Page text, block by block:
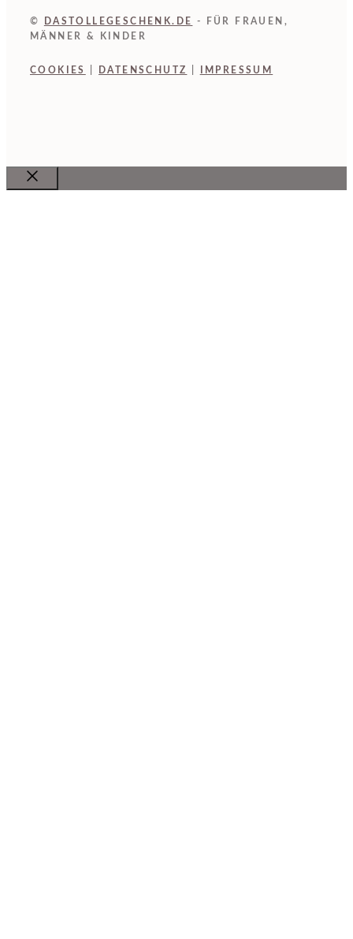
© DASTOLLEGESCHENK.DE
- FÜR FRAUEN,
MÄNNER & KINDER
COOKIES DATENSCHUTZ IMPRESSUM